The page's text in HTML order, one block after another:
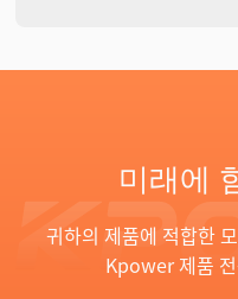
미래에
귀하의 제품에 적합한
Kpower 제품